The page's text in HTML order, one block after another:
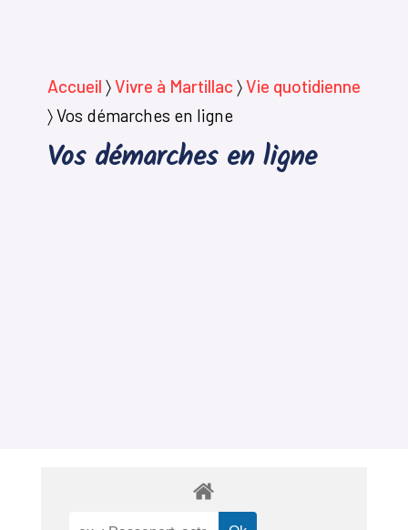
Accueil 〉Vivre à Martillac 〉Vie quotidienne
〉Vos démarches en ligne
Vos démarches en ligne